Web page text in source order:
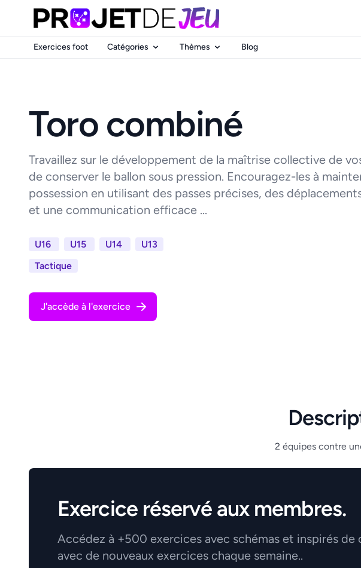
Exercices foot Catégories Thèmes Blog
Toro combiné
Travaillez sur le développement de la maîtrise collective de
de conserver le ballon sous pression. Encouragez-les à
possession en utilisant des passes précises, des
et une communication efficace ...
U16 U15 U14
U13
Tactique
J'accède à l'exercice
2 équipes contre
Exercice réservé aux membres.
Accédez à +500 exercices avec schémas et inspirés
avec de nouveaux exercices chaque semaine..